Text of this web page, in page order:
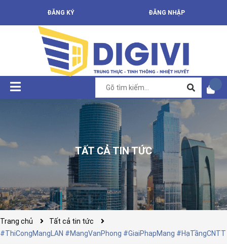
ĐĂNG KÝ ĐĂNG NHẬP
TẤT CẢ TIN TỨC
Trang chủ
Tất cả tin tức
#ThiCongMangLAN #MangVanPhong #GiaiPhapMang #HạTầngCNTT